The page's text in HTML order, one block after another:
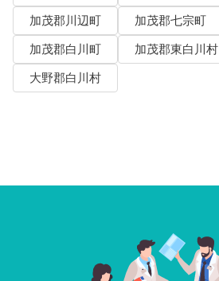
加茂郡川辺町
加茂郡七宗町
加茂郡白川町
加茂郡東白川村
大野郡白川村